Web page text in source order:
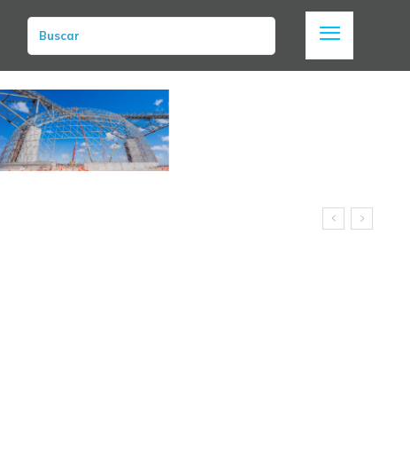
Buscar